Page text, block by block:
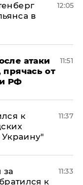
в
12:05
атаки
от
РФ
11:51
к
11:37
за
к
11:33